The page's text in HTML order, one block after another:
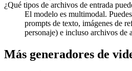
¿Qué tipos de archivos de entrada
El modelo es multimodal.
prompts de texto, imágenes de
personaje) e incluso archivos
Más generadores de